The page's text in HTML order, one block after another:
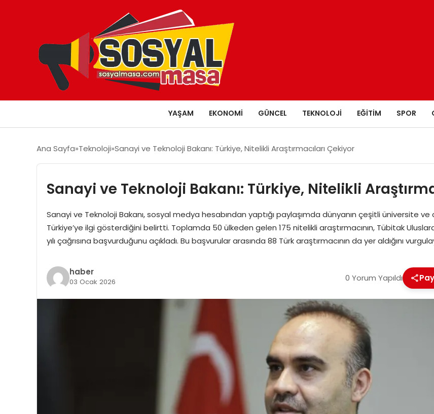
YAŞAM EKONOMI GÜNCEL TEKNOLOJI EĞITIM SPOR
Ana Sayfa Teknoloji Sanayi ve Teknoloji Bakanı: Türkiye, Nitelikli Araştırmacıları Çekiyor
Sanayi ve Teknoloji Bakanı: Türkiye, Nitelikli
Sanayi ve Teknoloji Bakanı, sosyal medya hesabından yaptığı paylaşımda dünyanın çeşitli üniversite
Türkiye’ye ilgi gösterdiğini belirtti. Toplamda 50 ülkeden gelen 175 nitelikli araştırmacının, Tübitak
yılı çağrısına başvurduğunu açıkladı. Bu başvurular arasında 88 Türk araştırmacının da yer aldığını
haber
03 Ocak 2026 0 Yorum Yapıldı